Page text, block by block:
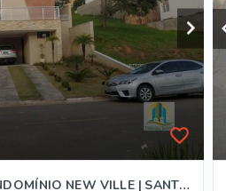
CASA À VENDA – CONDOMÍNIO NEW VILLE | SANTANA DE PARNAÍBA